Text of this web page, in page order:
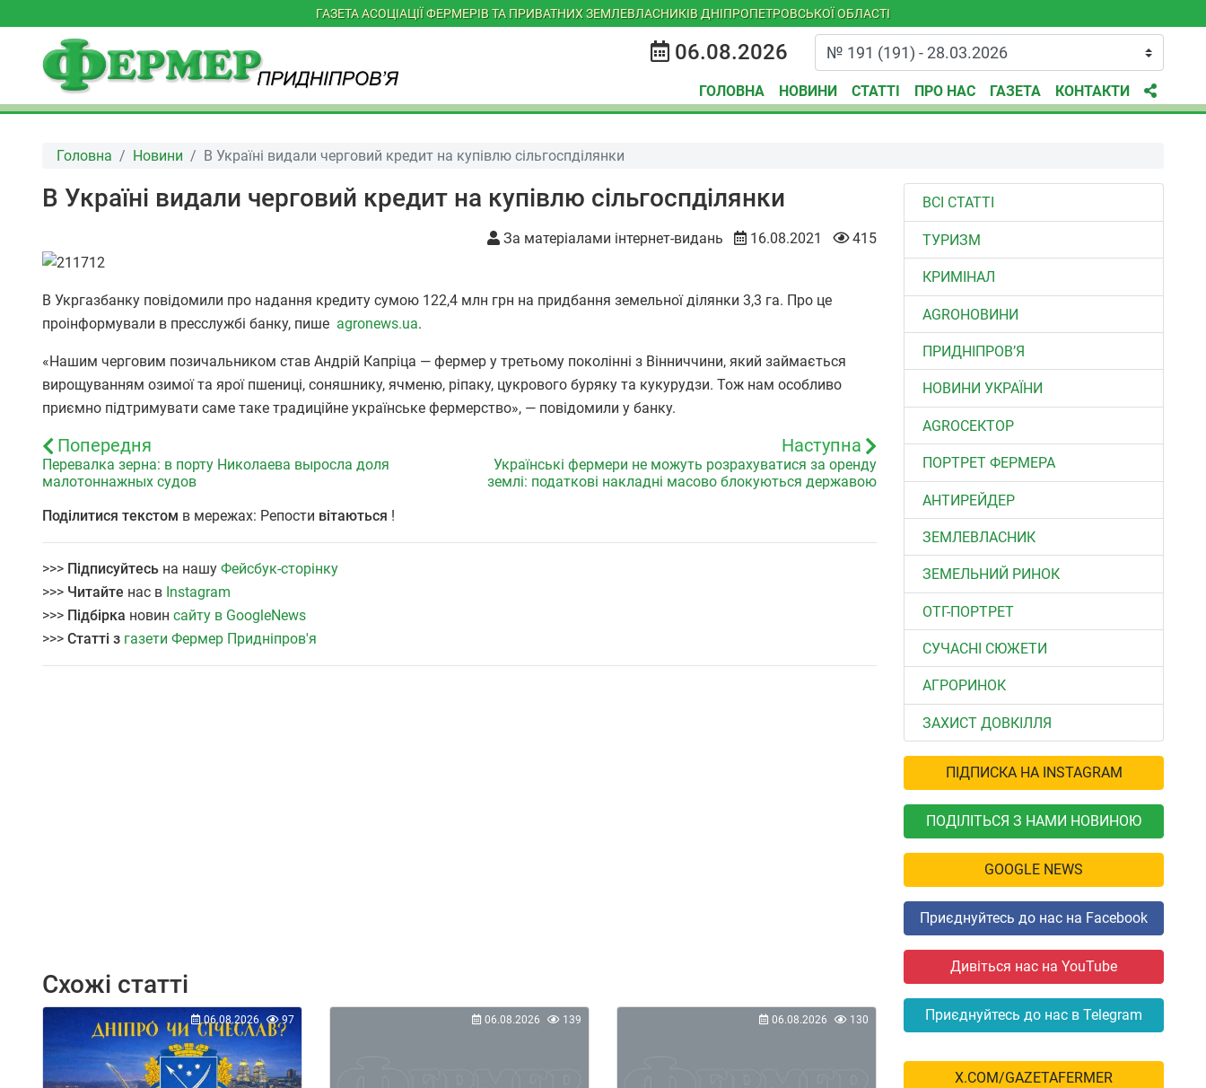
ГАЗЕТА АСОЦІАЦІЇ ФЕРМЕРІВ ТА ПРИВАТНИХ ЗЕМЛЕВЛАСНИКІВ ДНІПРОПЕТРОВСЬКОЇ ОБЛАСТІ
06.08.2026
ГОЛОВНА НОВИНИ СТАТТІ ПРО НАС ГАЗЕТА КОНТАКТИ
Головна Новини В Україні видали черговий кредит на купівлю сільгоспділянки
В Україні видали черговий кредит на купівлю сільгоспділянки
За матеріалами інтернет-видань 16.08.2021 415
В Укргазбанку повідомили про надання кредиту сумою 122,4 млн грн на придбання земельної ділянки 3,3 га. Про це
проінформували в пресслужбі банку, пише agronews.ua.
«Нашим черговим позичальником став Андрій Капріца — фермер у третьому поколінні з Вінниччини, який займається
вирощуванням озимої та ярої пшениці, соняшнику, ячменю, ріпаку, цукрового буряку та кукурудзи. Тож нам особливо
приємно підтримувати саме таке традиційне українське фермерство», — повідомили у банку.
Попередня
Перевалка зерна: в порту Николаева выросла доля
малотоннажных судов
Наступна
Українські фермери не можуть розрахуватися за оренду
землі: податкові накладні масово блокуються державою
Поділитися текстом в мережах: Репости вітаються !
>>> Підписуйтесь на нашу Фейсбук-сторінку
>>> Читайте нас в Instagram
>>> Підбірка новин сайту в GoogleNews
>>> Статті з газети Фермер Придніпров'я
Схожі статті
06.08.2026 97 06.08.2026 139 06.08.2026 130
ВСІ СТАТТІ
ТУРИЗМ
КРИМІНАЛ
AGROНОВИНИ
ПРИДНІПРОВ’Я
НОВИНИ УКРАЇНИ
АGROСЕКТОР
ПОРТРЕТ ФЕРМЕРА
АНТИРЕЙДЕР
ЗЕМЛЕВЛАСНИК
ЗЕМЕЛЬНИЙ РИНОК
ОТГ-ПОРТРЕТ
СУЧАСНІ СЮЖЕТИ
АГРОРИНОК
ЗАХИСТ ДОВКІЛЛЯ
ПІДПИСКА НА INSTAGRAM
ПОДІЛІТЬСЯ З НАМИ НОВИНОЮ
GOOGLE NEWS
Приєднуйтесь до нас на Facebook
Дивіться нас на YouTube
Приєднуйтесь до нас в Telegram
X.COM/GAZETAFERMER